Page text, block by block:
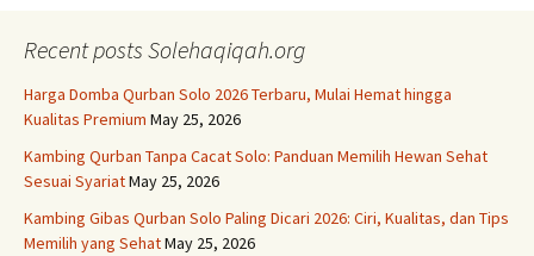
Recent posts Solehaqiqah.org
Harga Domba Qurban Solo 2026 Terbaru, Mulai Hemat hingga
Kualitas Premium May 25, 2026
Kambing Qurban Tanpa Cacat Solo: Panduan Memilih Hewan Sehat
Sesuai SyariatMay 25, 2026
Kambing Gibas Qurban Solo Paling Dicari 2026: Ciri, Kualitas, dan Tips
Memilih yang SehatMay 25, 2026